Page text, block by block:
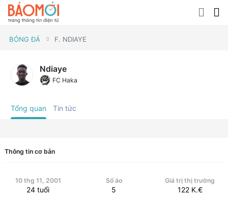
BÓNG ĐÁ F. NDIAYE
Ndiaye
FC Haka
Tổng quan Tin tức
Thông tin cơ bản
10 thg 11, 2001
24 tuổi
Số áo
5
Giá trị thị trường
122 K.€